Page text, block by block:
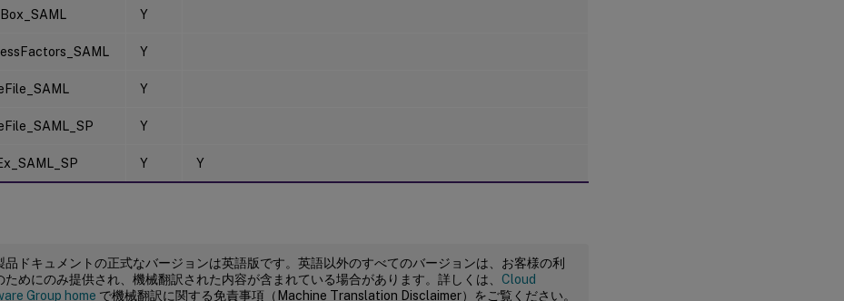
Y
Y
Y
Y
Y Y
品ドキュメントの正式なバージョンは英語版です。英語以外のすべてのバージョンは、お客様の利
ためにのみ提供され、機械翻訳された内容が含まれている場合があります。詳しくは、 Cloud
Group home で機械翻訳に関する免責事項（Machine Translation Disclaimer）をご覧ください。